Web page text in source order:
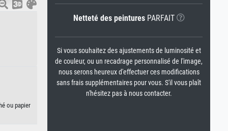
ou papier
Netteté des peinturesPARFAIT
Si vous souhaitez des ajustements de luminosité et
de couleur, ou un recadrage personnalisé de l'image,
nous serons heureux d'effectuer ces modifications
sans frais supplémentaires pour vous. S'il vous plaît
n'hésitez pas à nous contacter.